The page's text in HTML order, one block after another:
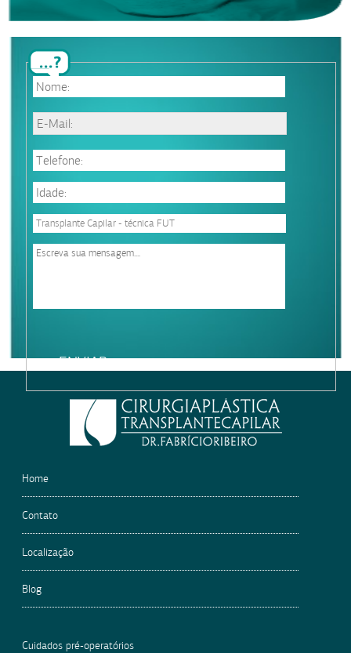
leave
Home
Contato
Localização
Blog
Cuidados pré-operatórios